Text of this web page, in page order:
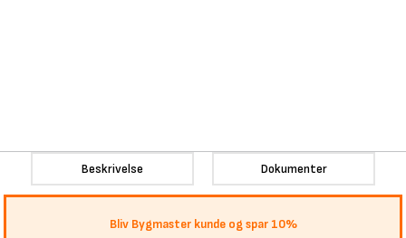
Beskrivelse Dokumenter
Bliv Bygmaster kunde og spar 10%